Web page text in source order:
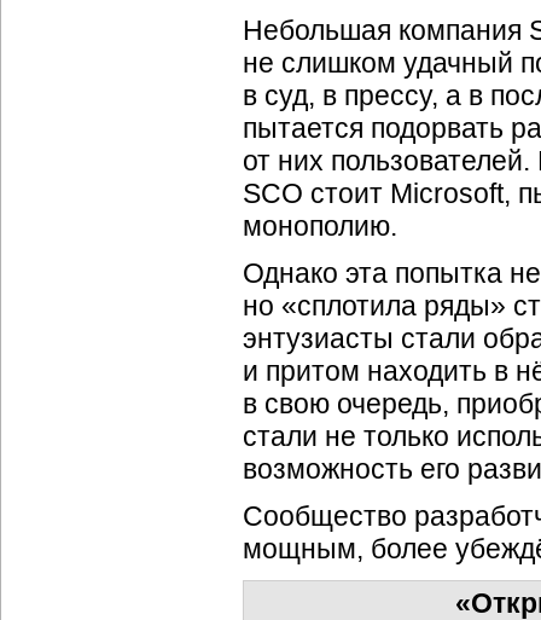
Небольшая компания
не слишком удачный
в суд, в прессу, а в
пытается подорвать
от них
SCO стоит Microsoft,
монополию.
Однако эта попытка
но «сплотила ряды»
энтузиасты стали
и притом находить в
в свою очередь,
стали не только
возможность его
Сообщество
мощным, более